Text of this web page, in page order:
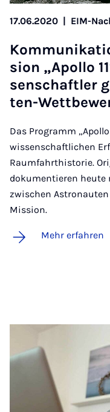
17.06.2020 | EIM-
si­on „A­pol­lo
sen­schaft­ler
ten-
Das Programm
wissenschaftlichen
Raumfahrthistorie.
dokumentieren
zwischen
Mission.
Mehr erfahren